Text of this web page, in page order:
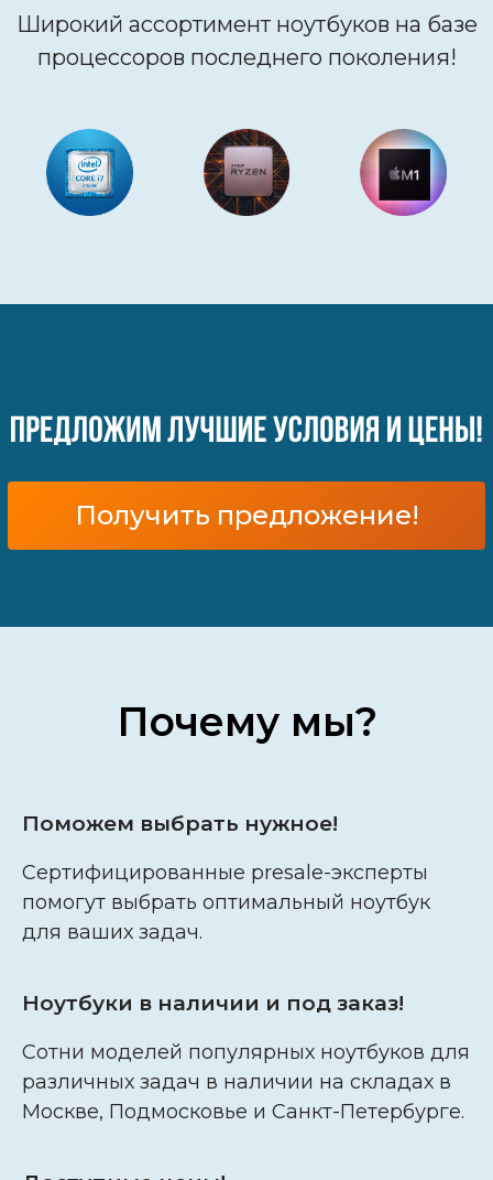
Широкий ассортимент ноутбуков на базе
процессоров последнего поколения!
Получить предложение!
Почему мы?
Поможем выбрать нужное!
Сертифицированные presale-эксперты
помогут выбрать оптимальный ноутбук
для ваших задач.
Ноутбуки в наличии и под заказ!
Сотни моделей популярных ноутбуков для
различных задач в наличии на складах в
Москве, Подмосковье и Санкт-Петербурге.